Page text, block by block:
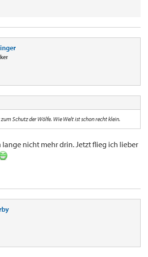
Schutz der Wölfe. Wie Welt ist schon recht klein.
lange nicht mehr drin. Jetzt flieg ich lieber